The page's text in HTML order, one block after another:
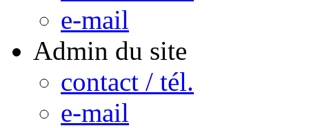
e-mail
Admin du site
contact / tél.
e-mail